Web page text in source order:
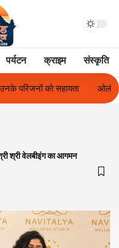
पर्यटन क्राइम संस्कृति
इंटर-हाउस फुटबॉल टूर्नामेंट में रिग
श्री वेलबीइंग का आगमन